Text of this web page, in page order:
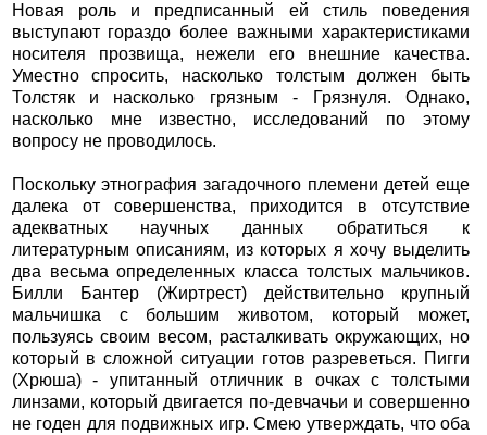
Новая роль и предписанный ей стиль поведения
выступают гораздо более важными характеристиками
носителя прозвища, нежели его внешние качества.
Уместно спросить, насколько толстым должен быть
Толстяк и насколько грязным - Грязнуля. Однако,
насколько мне известно, исследований по этому
вопросу не проводилось.
Поскольку этнография загадочного племени детей еще
далека от совершенства, приходится в отсутствие
адекватных научных данных обратиться к
литературным описаниям, из которых я хочу выделить
два весьма определенных класса толстых мальчиков.
Билли Бантер (Жиртрест) действительно крупный
мальчишка с большим животом, который может,
пользуясь своим весом, расталкивать окружающих, но
который в сложной ситуации готов разреветься. Пигги
(Хрюша) - упитанный отличник в очках с толстыми
линзами, который двигается по-девчачьи и совершенно
не годен для подвижных игр. Смею утверждать, что оба